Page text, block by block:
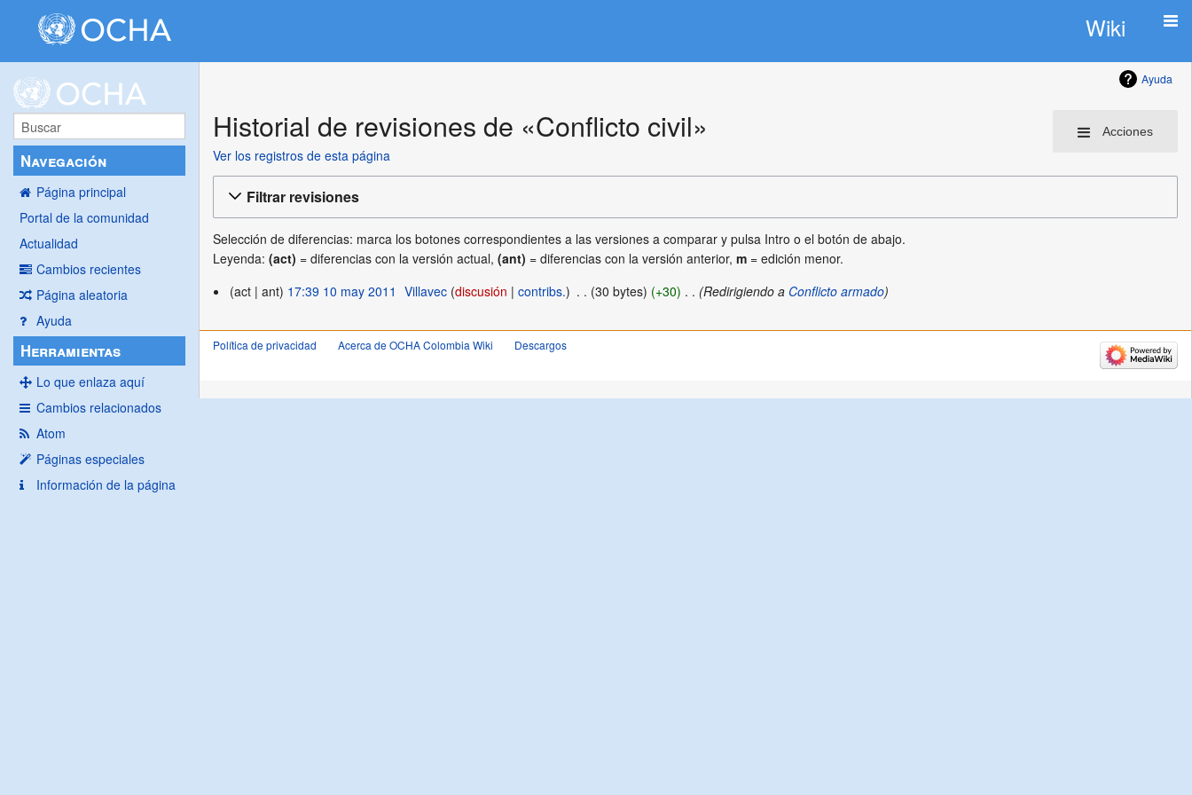
Wiki
Navegación
Página principal
Portal de la comunidad
Actualidad
Cambios recientes
Página aleatoria
Ayuda
Herramientas
Lo que enlaza aquí
Cambios relacionados
Atom
Páginas especiales
Información de la página
Ayuda
Acciones
Historial de revisiones de «Conflicto civil»
Ver los registros de esta página
Filtrar revisiones
Selección de diferencias: marca los botones correspondientes a las versiones a comparar y pulsa Intro o el botón de abajo.
Leyenda:(act) = diferencias con la versión actual,(ant) = diferencias con la versión anterior,m = edición menor.
10
2011
act ant 17:39 10 may 2011 Villavec discusión contribs. 30 bytes +30 Redirigiendo a Conflicto armado
Política de privacidad Acerca de OCHA Colombia Wiki Descargos